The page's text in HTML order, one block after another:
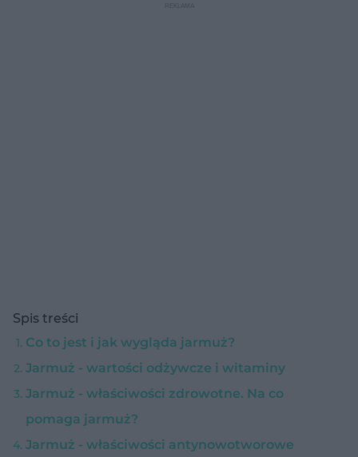
groźnym chorobom, takim jak nowotwory i choroby serca. Sprawdź,
Spis treści
Co to jest i jak wygląda jarmuż?
Jarmuż - wartości odżywcze i witaminy
Jarmuż - właściwości zdrowotne. Na co
pomaga jarmuż?
Jarmuż - właściwości antynowotworowe